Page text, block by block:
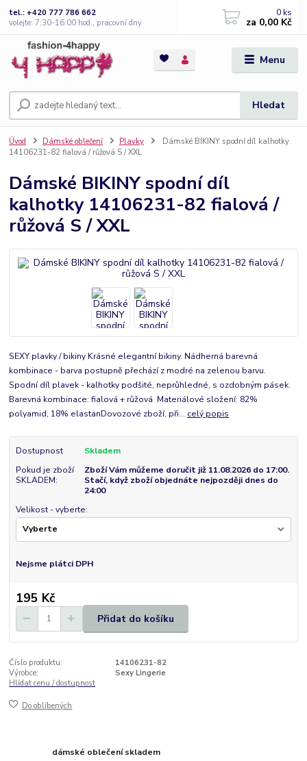
Menu
Hledat
tel.: +420 777 786 662
volejte: 7:30-16:00 hod., pracovní dny
0 ks
za 0,00 Kč
Úvod Dámské oblečení Plavky
Dámské BIKINY spodní díl kalhotky
14106231-82 fialová / růžová S / XXL
Dámské BIKINY spodní díl
kalhotky 14106231-82 fialová /
růžová S / XXL
SEXY plavky / bikiny Krásné elegantní bikiny. Nádherná barevná
kombinace - barva postupně přechází z modré na zelenou barvu.
Spodní díl plavek - kalhotky podšité, neprůhledné, s ozdobným pásek.
Barevná kombinace: fialová + růžová Materiálové složení: 82%
polyamid, 18% elastanDovozové zboží, při... celý popis
Dostupnost
Skladem
Pokud je zboží
SKLADEM:
Zboží Vám můžeme doručit již 11.08.2026 do 17:00.
Stačí, když zboží objednáte nejpozději dnes do
24:00
Velikost - vyberte:
Nejsme plátci DPH
195 Kč
Přidat do košíku
Číslo produktu:
14106231-82
Výrobce:
Sexy Lingerie
Hlídat cenu / dostupnost
Do oblíbených
dámské oblečení skladem